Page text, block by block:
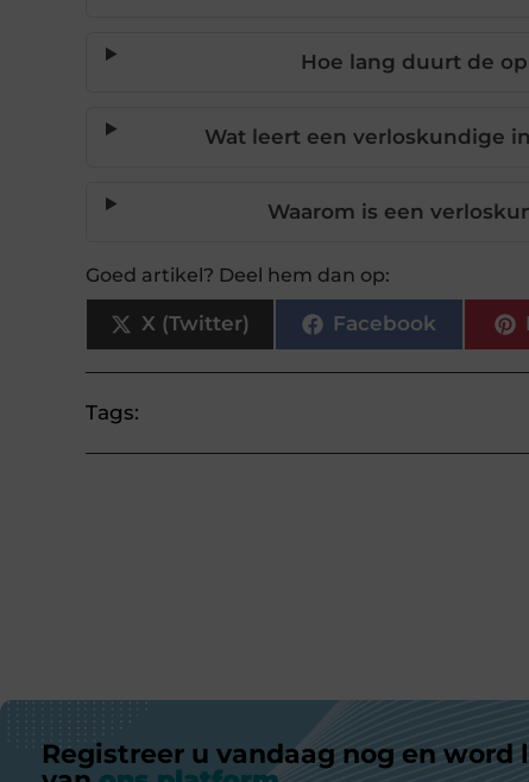
Hoe lang duurt de
Wat leert een verloskundige
Waarom is een
Goed artikel? Deel hem dan op:
X (Twitter) Facebook
Tags:
Registreer u vandaag nog en word